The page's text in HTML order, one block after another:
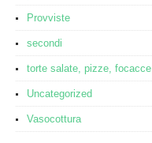
Provviste
secondi
torte salate, pizze, focacce
Uncategorized
Vasocottura